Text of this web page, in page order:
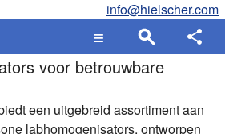
info@hielscher.com
voor betrouwbare
een uitgebreid assortiment aan
labhomogenisators, ontworpen